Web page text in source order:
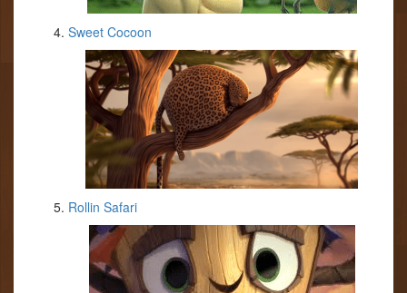
Sweet Cocoon
Rollin Safari